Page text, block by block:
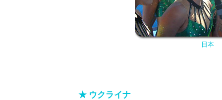
日本
★ ウクライナ